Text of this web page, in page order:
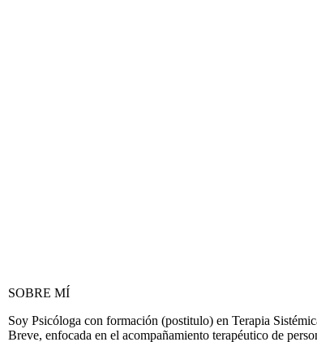
SOBRE MÍ
Soy Psicóloga con formación (postitulo) en Terapia
Breve, enfocada en el acompañamiento terapéutico de